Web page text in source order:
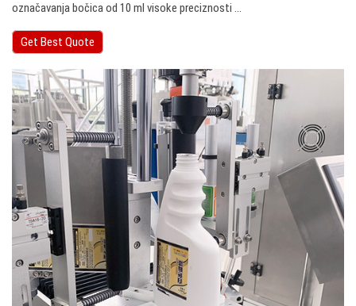
označavanja bočica od 10 ml visoke preciznosti ...
Get Best Quote